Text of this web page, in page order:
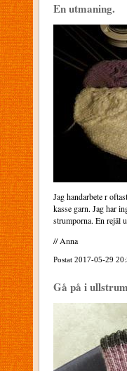
En utmaning.
Jag handarbete r
kasse garn. Jag har
strumporna. En rejäl
// Anna
Postat 2017-05-29
Gå på i